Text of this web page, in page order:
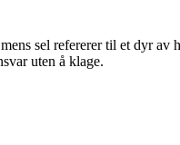
sel refererer til et dyr
uten å klage.